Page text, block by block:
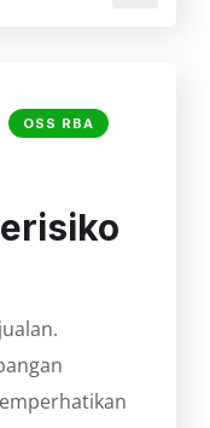
OSS RBA